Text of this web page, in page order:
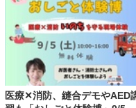
医療✕消防、縫合デモやAED